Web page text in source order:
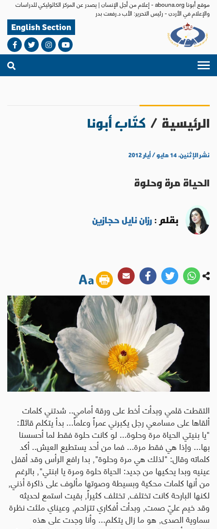
موقع أبونا abouna.org - إعلام من أجل الإنسان | يصدر عن المركز الكاثوليكي للدراسات
والإعلام في الأردن - رئيس التحرير: الأب د.رفعت بدر
English Section
الرئيسية / كتّاب أبونا
نشر الإثنين، ١٤ مايو / أيار ٢٠١٢
الحياة مرة وحلوة
بقلم :رزان نايل حجازين
التقطت قلمي وبدأت أخط على ورقة أمامي.. شدتني كلمات
ألقاها على مسامعي رجل يكبرني عمراً وعلماً... بدأ يتكلم قائلاً:
"يا بنيتي الحياة مرة وحلوة... لو كانت حلوة فقط لما أحسسنا
بها... وإذا هي فقط مرة... فما من أحد يستطيع العيش.. أكد
كلماته وقال: "لذلك هي مرة وحلوة", بدا رافع الرأس وقد أقفل
عينيه وبدا يحكيها من جديد: الحياة حلوة ومرة يا ابنتي", بالرغم
من أنها كلمات محكية وبسيطة وصوتها مألوف على ذاكرة أذني,
لكنها البارحة كانت تختلف, تختلف كثيراً, بقيت استمع لحديثه
وقد خيم عليّ صمت, وبدأت أفكاري تتزاحم, وعيناي ملئت نظرة
سماوية الصدى, هو ما زال يتكلم... وأنا وجدت على هذه